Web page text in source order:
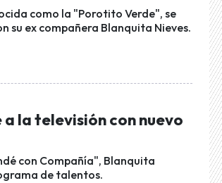
como la "Porotito Verde", se
su ex compañera Blanquita Nieves.
la televisión con nuevo
con Compañía", Blanquita
de talentos.